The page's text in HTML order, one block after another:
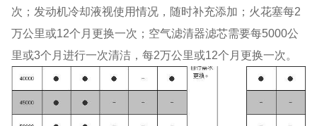
次；发动机冷却液视使用情况，随时补充添加；火花塞每2
万公里或12个月更换一次；空气滤清器滤芯需要每5000公
里或3个月进行一次清洁，每2万公里或12个月更换一次。